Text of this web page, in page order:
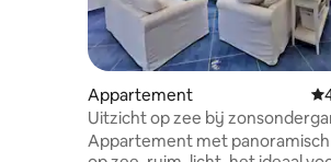
Appartement
Uitzicht op zee bij
Appartement met